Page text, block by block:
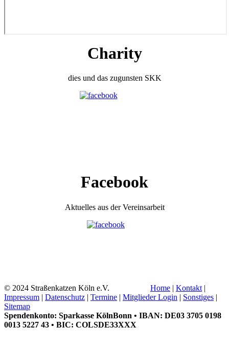
Charity
dies und das zugunsten SKK
Facebook
Aktuelles aus der Vereinsarbeit
© 2024 Straßenkatzen Köln e.V. Home | Kontakt |
Impressum | Datenschutz | Termine | Mitglieder Login | Sonstiges |
Sitemap
Spendenkonto: Sparkasse KölnBonn • IBAN: DE03 3705 0198
0013 5227 43 • BIC: COLSDE33XXX